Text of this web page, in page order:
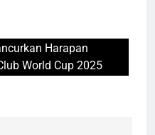
Harapan
World Cup 2025